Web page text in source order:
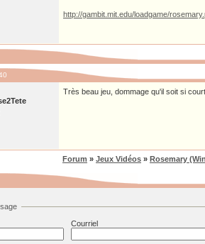
http://gambit.mit.edu/loadgame/
Très beau jeu, dommage qu'il soit si
Forum » Jeux Vidéos » Rosemary
Courriel